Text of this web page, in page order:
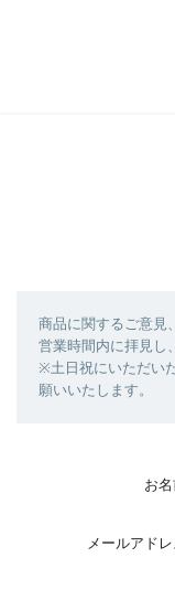
商品に関するご意見
営業時間内に拝見し
※土日祝にいただい
願いいたします。
お
メールアドレ